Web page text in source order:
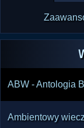
ABW - Antologia
Ambientowy